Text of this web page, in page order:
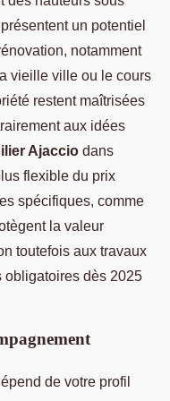
un potentiel
notamment
vieille ville ou le cours
restent maîtrisées
aux idées
Ajaccio dans
flexible du prix
spécifiques, comme
la valeur
toutefois aux travaux
obligatoires dès 2025
de votre profil